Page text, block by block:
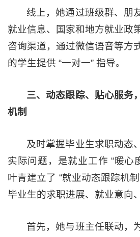
线上，她通过班级群、朋
就业信息、国家和地方就业政
咨询渠道，通过微信语音等方
的学生提供 “一对一” 指导。
三、动态跟踪、贴心服务
机制
及时掌握毕业生求职动态
实际问题，是就业工作 “暖心
叶青建立了 “就业动态跟踪机
毕业生的求职进展、就业意向
首先，她与班主任联动，